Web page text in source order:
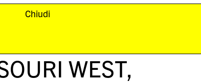
Chiudi
WEST,